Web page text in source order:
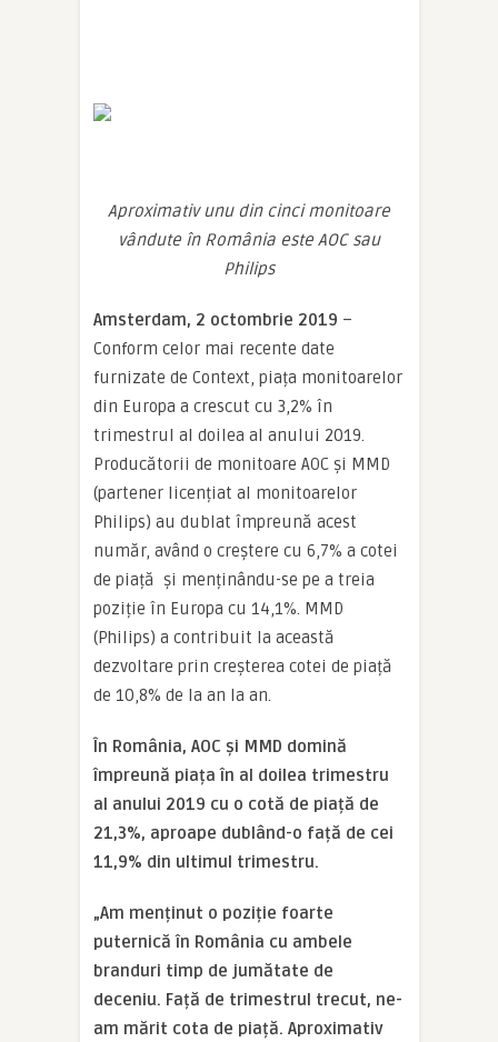
Aproximativ unu din cinci monitoare
vândute în România este AOC sau
Philips
Amsterdam, 2 octombrie 2019 –
Conform celor mai recente date
furnizate de Context, piața monitoarelor
din Europa a crescut cu 3,2% în
trimestrul al doilea al anului 2019.
Producătorii de monitoare AOC și MMD
(partener licențiat al monitoarelor
Philips) au dublat împreună acest
număr, având o creștere cu 6,7% a cotei
de piață și menținându-se pe a treia
poziție în Europa cu 14,1%. MMD
(Philips) a contribuit la această
dezvoltare prin creșterea cotei de piață
de 10,8% de la an la an.
În România, AOC și MMD domină
împreună piața în al doilea trimestru
al anului 2019 cu o cotă de piață de
21,3%, aproape dublând-o față de cei
11,9% din ultimul trimestru.
„Am menținut o poziție foarte
puternică în România cu ambele
branduri timp de jumătate de
deceniu. Față de trimestrul trecut, ne-
am mărit cota de piață. Aproximativ